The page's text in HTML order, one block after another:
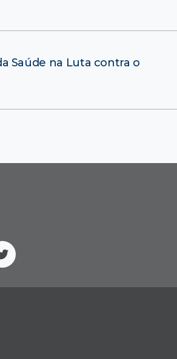
Saúde na Luta contra o
Twitter